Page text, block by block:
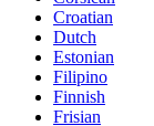
Croatian
Dutch
Estonian
Filipino
Finnish
Frisian